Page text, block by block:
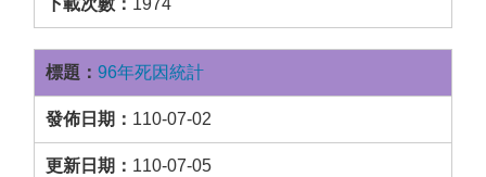
1974
96年死因統計
110-07-02
110-07-05